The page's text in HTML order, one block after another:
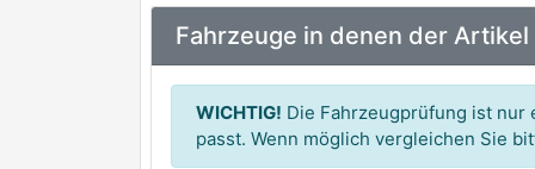
DELPHI premium Marke
BOSCH
TRW premium Marke
Fahrzeuge in denen der
WICHTIG! Die Fahrzeugprüfung ist nur
passt. Wenn möglich vergleichen Sie